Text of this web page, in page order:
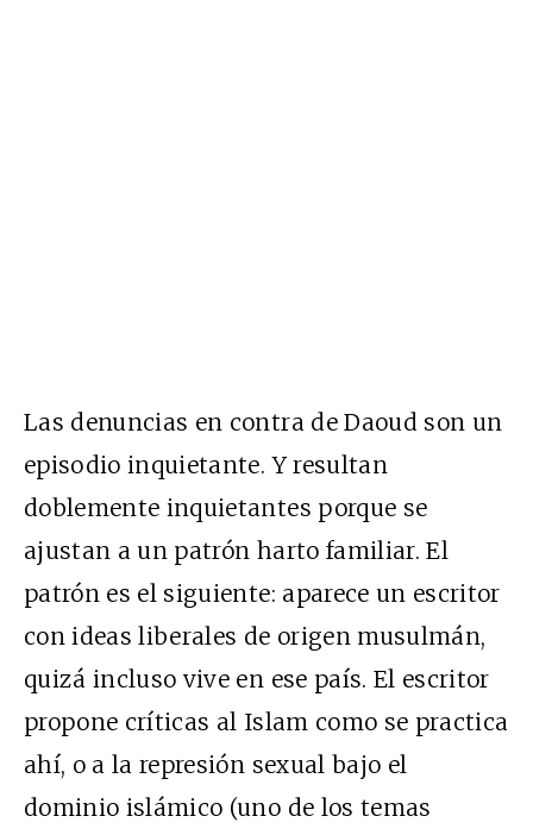
Las denuncias en contra de Daoud son un
episodio inquietante. Y resultan
doblemente inquietantes porque se
ajustan a un patrón harto familiar. El
patrón es el siguiente: aparece un escritor
con ideas liberales de origen musulmán,
quizá incluso vive en ese país. El escritor
propone críticas al Islam como se practica
ahí, o a la represión sexual bajo el
dominio islámico (uno de los temas